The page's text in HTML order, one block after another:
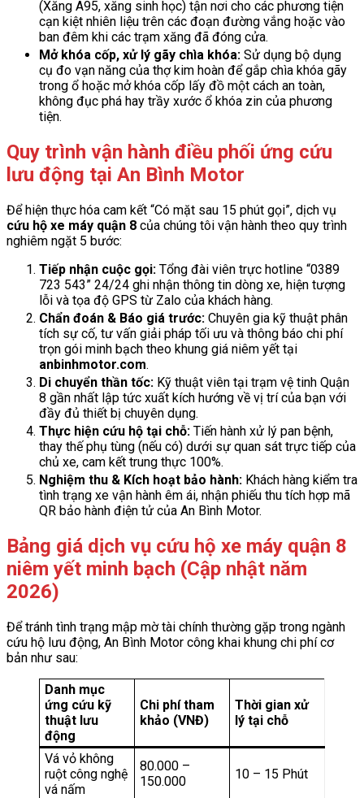
(Xăng A95, xăng sinh học) tận nơi cho các phương tiện
cạn kiệt nhiên liệu trên các đoạn đường vắng hoặc vào
ban đêm khi các trạm xăng đã đóng cửa.
Mở khóa cốp, xử lý gãy chìa khóa: Sử dụng bộ dụng
cụ đo vạn năng của thợ kim hoàn để gắp chìa khóa gãy
trong ổ hoặc mở khóa cốp lấy đồ một cách an toàn,
không đục phá hay trầy xước ổ khóa zin của phương
tiện.
Quy trình vận hành điều phối ứng cứu
lưu động tại An Bình Motor
Để hiện thực hóa cam kết “Có mặt sau 15 phút gọi”, dịch vụ
cứu hộ xe máy quận 8 của chúng tôi vận hành theo quy trình
nghiêm ngặt 5 bước:
Tiếp nhận cuộc gọi: Tổng đài viên trực hotline “0389
723 543” 24/24 ghi nhận thông tin dòng xe, hiện tượng
lỗi và tọa độ GPS từ Zalo của khách hàng.
Chẩn đoán & Báo giá trước: Chuyên gia kỹ thuật phân
tích sự cố, tư vấn giải pháp tối ưu và thông báo chi phí
trọn gói minh bạch theo khung giá niêm yết tại
anbinhmotor.com.
Di chuyển thần tốc: Kỹ thuật viên tại trạm vệ tinh Quận
8 gần nhất lập tức xuất kích hướng về vị trí của bạn với
đầy đủ thiết bị chuyên dụng.
Thực hiện cứu hộ tại chỗ: Tiến hành xử lý pan bệnh,
thay thế phụ tùng (nếu có) dưới sự quan sát trực tiếp của
chủ xe, cam kết trung thực 100%.
Nghiệm thu & Kích hoạt bảo hành: Khách hàng kiểm tra
tình trạng xe vận hành êm ái, nhận phiếu thu tích hợp mã
QR bảo hành điện tử của An Bình Motor.
Bảng giá dịch vụ cứu hộ xe máy quận 8
niêm yết minh bạch (Cập nhật năm
2026)
Để tránh tình trạng mập mờ tài chính thường gặp trong ngành
cứu hộ lưu động, An Bình Motor công khai khung chi phí cơ
bản như sau:
Danh mục
ứng cứu kỹ
thuật lưu
động
Chi phí tham
khảo (VNĐ)
Thời gian xử
lý tại chỗ
Vá vỏ không
ruột công nghệ
vá nấm
80.000 –
150.000
10 – 15 Phút